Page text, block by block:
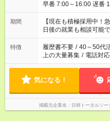
早番 7:00～16:00 遅番 10:00～19:00 「
い」 「余裕を持って夕
たくない」 など、ご希望を教
の方へ 今ご覧のお仕事
の勤務時間。 合計で週
期間
【現在も積極採用中
日後の就業も相談可能で
特徴 履歴書不要 / 40～50代
上の大量募集 / 電話対
気になる！
掲載元企業名 日研トータルソ